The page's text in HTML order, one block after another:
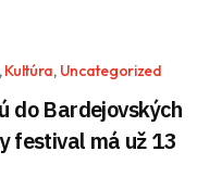
Kultúra, Uncategorized
do Bardejovských
festival má už 13